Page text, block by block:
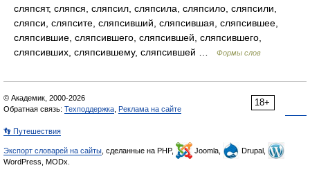
сляпсят, сляпся, сляпсил, сляпсила, сляпсило, сляпсили,
сляпси, сляпсите, сляпсивший, сляпсившая, сляпсившее,
сляпсившие, сляпсившего, сляпсившей, сляпсившего,
сляпсивших, сляпсившему, сляпсившей …
Формы слов
18+
© Академик, 2000-2026
Обратная связь: Техподдержка Реклама на сайте
👣 Путешествия
Экспорт словарей на сайты , сделанные на PHP, Joomla,
Drupal,
WordPress, MODx.